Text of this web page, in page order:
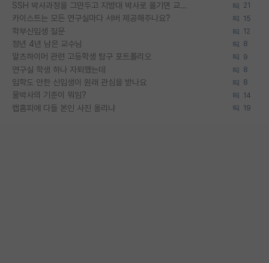
SSH 박사과정을 그만두고 지방대 박사로 옮기면 교수의 꿈은 끝일까요? 21
카이스트는 모든 연구실마다 서버 제공해주나요? 15
학부신입생 질문 12
정년 4년 남은 교수님 8
알츠하이머 관련 고등학생 탐구 포트폴리오 9
연구실 학생 하나 자퇴했는데 8
입학도 안한 신입생이 원래 관심을 받나요 8
물박사의 기준이 뭐임? 14
랩홈피에 다들 본인 사진 올리냐 19